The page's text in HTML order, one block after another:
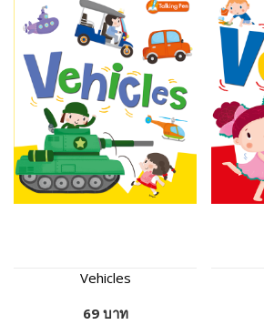
Vehicles
69 บาท